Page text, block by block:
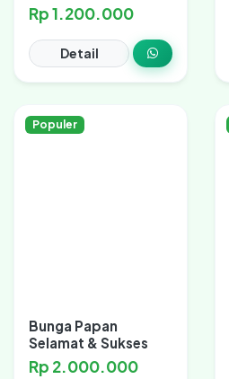
Rp 1.200.000
Detail
Populer
Bunga Papan
Selamat & Sukses
Rp 2.000.000